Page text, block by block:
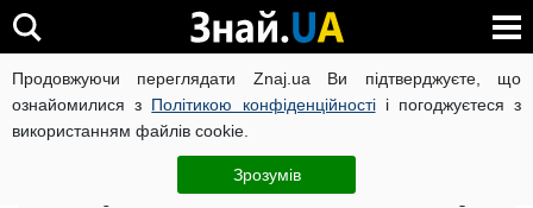
Продовжуючи переглядати Znaj.ua Ви підтверджуєте, що
ознайомилися з Політикою конфіденційностіі погоджуєтеся з
використанням файлів cookie.
Зрозумів
ВІЙНА РОСІЇ ПРОТИ УКРАЇНИ КОРОНАВІРУС В УКРАЇНІ
ЧИТАТЬ НА РУССКОМ
Ідентифікація в ПФУ обов'язкова: пенсіонерам